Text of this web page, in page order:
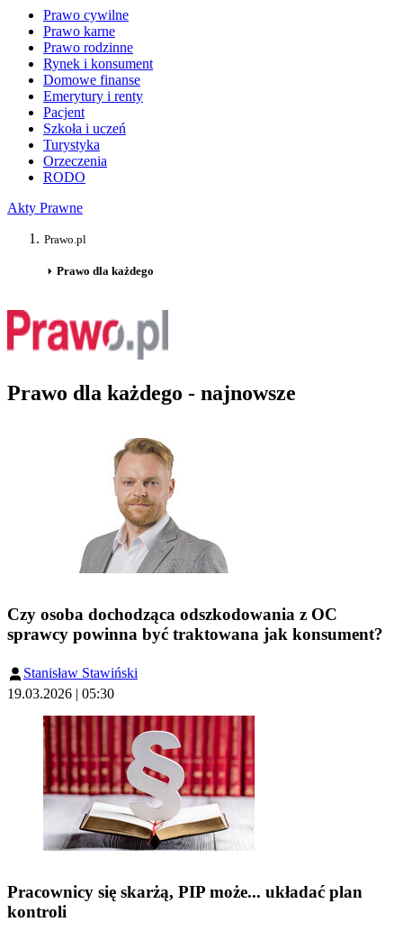
Prawo cywilne
Prawo karne
Prawo rodzinne
Rynek i konsument
Domowe finanse
Emerytury i renty
Pacjent
Szkoła i uczeń
Turystyka
Orzeczenia
RODO
Akty Prawne
Prawo.pl
Prawo dla każdego
Prawo dla każdego - najnowsze
Czy osoba dochodząca odszkodowania z OC
sprawcy powinna być traktowana jak konsument?
Stanisław Stawiński
19.03.2026 | 05:30
Pracownicy się skarżą, PIP może... układać plan
kontroli